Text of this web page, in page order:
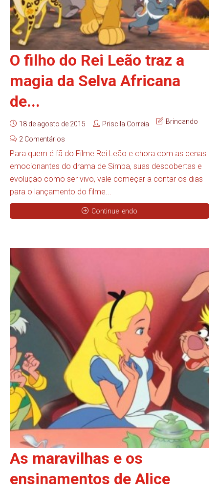
O filho do Rei Leão traz a
magia da Selva Africana
de...
18 de agosto de 2015 Priscila Correia Brincando
2 Comentários
Para quem é fã do Filme Rei Leão e chora com as cenas
emocionantes do drama de Simba, suas descobertas e
evolução como ser vivo, vale começar a contar os dias
para o lançamento do filme...
Continue lendo
As maravilhas e os
ensinamentos de Alice